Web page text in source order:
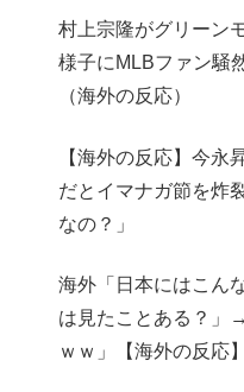
村上宗隆がグリーン
様子にMLBファン騒
（海外の反応）
【海外の反応】今永
だとイマナガ節を炸
なの？」
海外「日本にはこん
は見たことある？」
ｗｗ」【海外の反応】